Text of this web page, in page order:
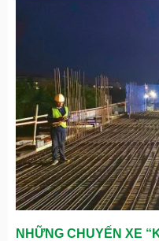
NHỮNG CHUYẾN XE